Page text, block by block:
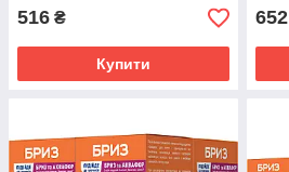
516 ₴
Купити
652